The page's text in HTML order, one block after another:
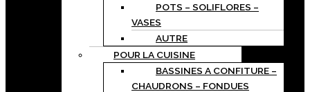
POTS – SOLIFLORES –
VASES
AUTRE
POUR LA CUISINE
BASSINES A CONFITURE –
CHAUDRONS – FONDUES